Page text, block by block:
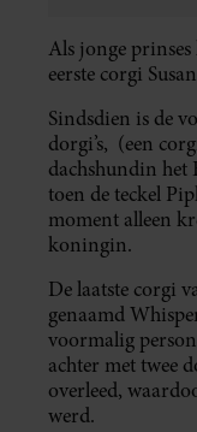
Als jonge
eerste corgi
Sindsdien is de
dorgi’s, (een
dachshundin het
toen de teckel
moment alleen
koningin.
De laatste corgi
genaamd
voormalig
achter met twee
overleed,
werd.